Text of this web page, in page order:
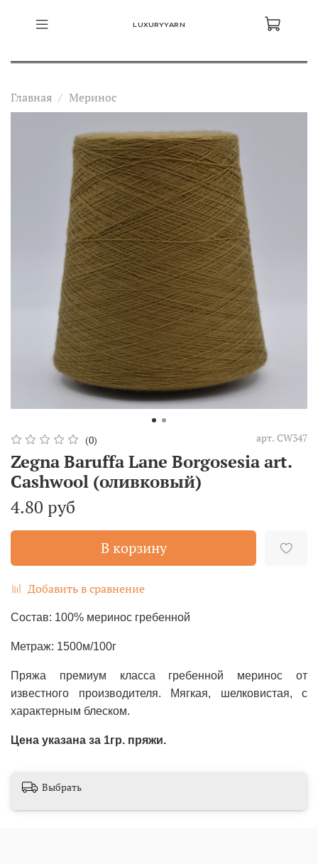
LUXURYYARN
Главная Меринос
(0) арт. CW347
Zegna Baruffa Lane Borgosesia art.
Cashwool (оливковый)
4.80 руб
В корзину
Добавить в сравнение
Состав: 100% меринос гребенной
Метраж: 1500м/100г
Пряжа премиум класса гребенной меринос от
известного производителя. Мягкая, шелковистая, с
характерным блеском.
Цена указана за 1гр. пряжи.
Выбрать